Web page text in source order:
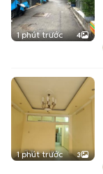
1 phút trước 4
1 phút trước 3